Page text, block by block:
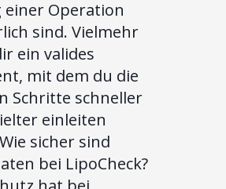
einer Operation
sind. Vielmehr
ein valides
mit dem du die
Schritte schneller
einleiten
sicher sind
bei LipoCheck?